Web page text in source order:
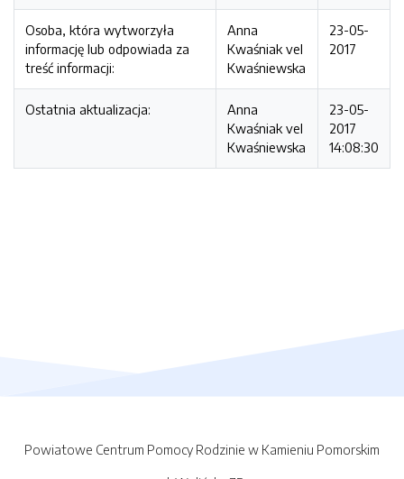
Osoba, która wytworzyła
informację lub odpowiada za
treść informacji:
Anna
Kwaśniak vel
Kwaśniewska
23-05-
2017
Ostatnia aktualizacja:
Anna
Kwaśniak vel
Kwaśniewska
23-05-
2017
14:08:30
Powiatowe Centrum Pomocy Rodzinie w Kamieniu Pomorskim